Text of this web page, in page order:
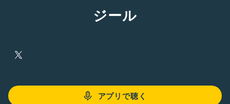
ジール
アプリで聴く